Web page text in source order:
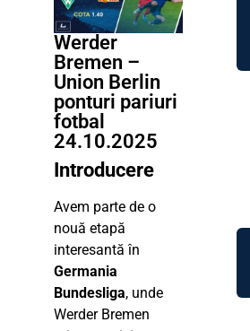
Werder
Bremen –
Union Berlin
ponturi pariuri
fotbal
24.10.2025
Introducere
Avem parte de o
nouă etapă
interesantă în
Germania
Bundesliga, unde
Werder Bremen